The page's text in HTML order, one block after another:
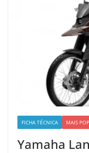
FICHA TÉCNICA MAIS
Yamaha